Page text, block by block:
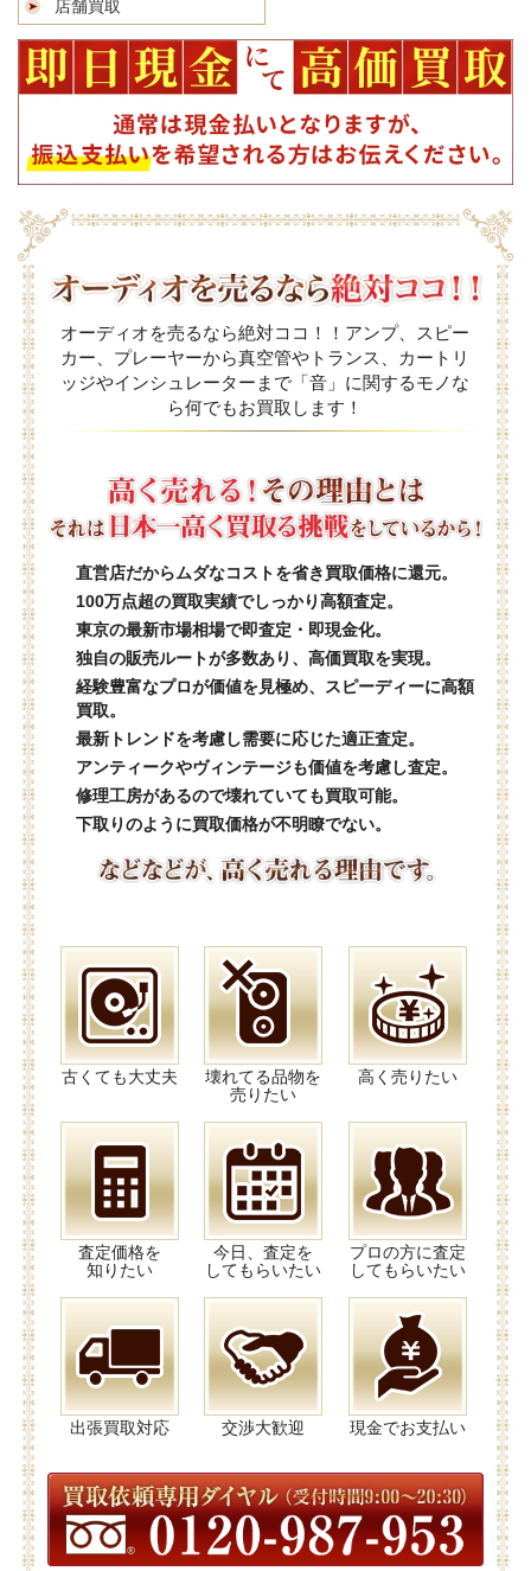
店舗買取
オーディオを売るなら絶対ココ！！アンプ、スピー
カー、プレーヤーから真空管やトランス、カートリ
ッジやインシュレーターまで「音」に関するモノな
ら何でもお買取します！
直営店だからムダなコストを省き買取価格に還元。
100万点超の買取実績でしっかり高額査定。
東京の最新市場相場で即査定・即現金化。
独自の販売ルートが多数あり、高価買取を実現。
経験豊富なプロが価値を見極め、スピーディーに高額
買取。
最新トレンドを考慮し需要に応じた適正査定。
アンティークやヴィンテージも価値を考慮し査定。
修理工房があるので壊れていても買取可能。
下取りのように買取価格が不明瞭でない。
古くても大丈夫
壊れてる品物を
売りたい
高く売りたい
査定価格を
知りたい
今日、査定を
してもらいたい
プロの方に査定
してもらいたい
出張買取対応 交渉大歓迎 現金でお支払い